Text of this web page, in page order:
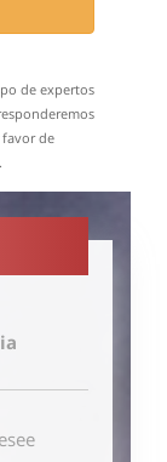
de expertos
de